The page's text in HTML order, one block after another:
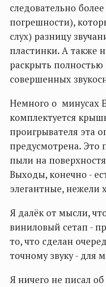
следовательно
погрешности),
слух) разницу
пластинки. А также
раскрыть полностью
совершенных
Немного о минусах
комплектуется
проигрывателя эта
предусмотрена. Это
пыли на
Выходы, конечно -
элегантные, нежели
Я далёк от мысли,
виниловый сетап -
то, что сделан
точному звуку - для
Я ничего не писал об